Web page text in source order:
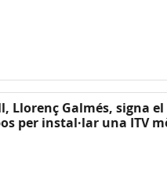
Llorenç Galmés, signa
per instal·lar una ITV